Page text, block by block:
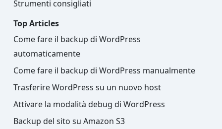
Strumenti consigliati
Top Articles
Come fare il backup di WordPress
automaticamente
Come fare il backup di WordPress manualmente
Trasferire WordPress su un nuovo host
Attivare la modalità debug di WordPress
Backup del sito su Amazon S3